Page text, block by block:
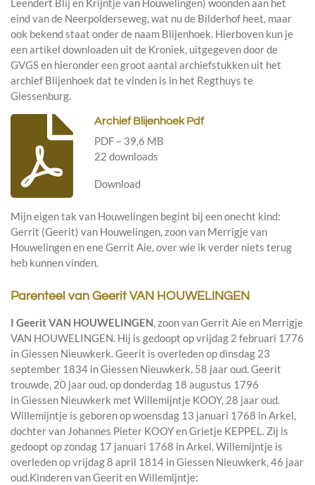
Leendert Blij en Krijntje van Houwelingen) woonden aan het
eind van de Neerpolderseweg, wat nu de Bilderhof heet, maar
ook bekend staat onder de naam Blijenhoek. Hierboven kun je
een artikel downloaden uit de Kroniek, uitgegeven door de
GVGS en hieronder een groot aantal archiefstukken uit het
archief Blijenhoek dat te vinden is in het Regthuys te
Giessenburg.
Archief Blijenhoek Pdf
PDF – 39,6 MB
22 downloads
Download
Mijn eigen tak van Houwelingen begint bij een onecht kind:
Gerrit (Geerit) van Houwelingen, zoon van Merrigje van
Houwelingen en ene Gerrit Aie, over wie ik verder niets terug
heb kunnen vinden.
Parenteel van Geerit VAN HOUWELINGEN
I Geerit VAN HOUWELINGEN, zoon vanGerrit Aie en Merrigje
VAN HOUWELINGEN. Hij is gedoopt op vrijdag 2 februari 1776
inGiessen Nieuwkerk. Geerit is overleden op dinsdag 23
september 1834 inGiessen Nieuwkerk, 58 jaar oud. Geerit
trouwde, 20 jaar oud, op donderdag 18 augustus 1796
inGiessen Nieuwkerk met Willemijntje KOOY, 28 jaar oud.
Willemijntje is geboren op woensdag 13 januari 1768 inArkel,
dochter van Johannes Pieter KOOY enGrietje KEPPEL. Zij is
gedoopt op zondag 17 januari 1768 inArkel. Willemijntje is
overleden op vrijdag 8 april 1814 inGiessen Nieuwkerk, 46 jaar
oud.Kinderen van Geerit en Willemijntje: